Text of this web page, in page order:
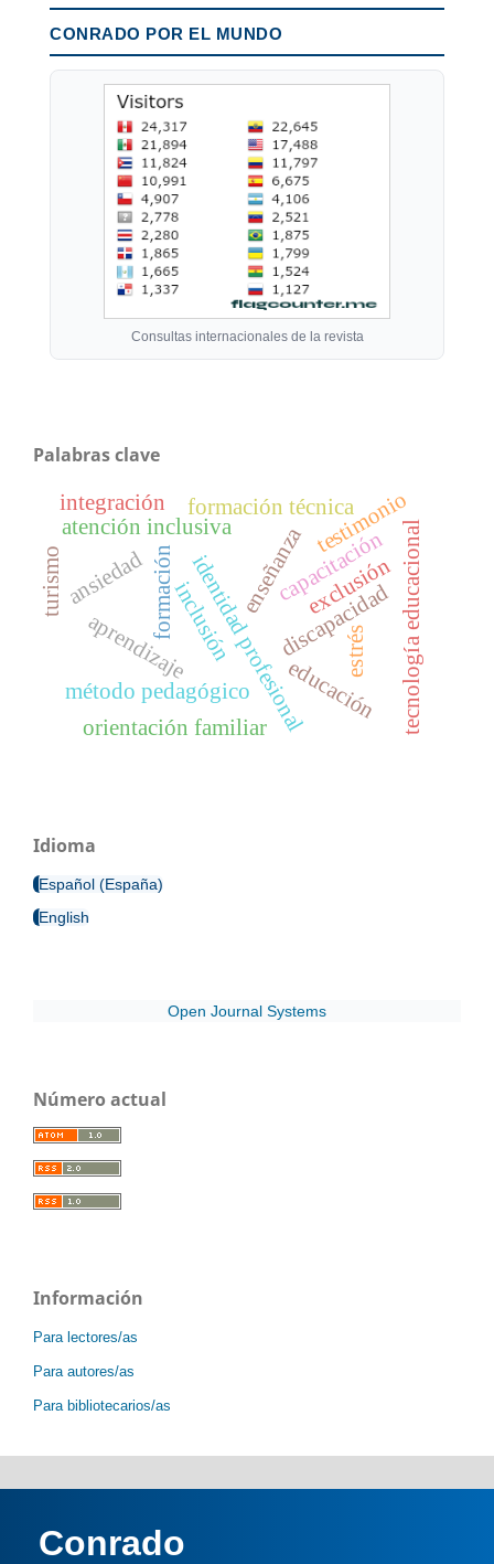
CONRADO POR EL MUNDO
Consultas internacionales de la revista
Palabras clave
formación
atención inclusiva
identidad profesional
enseñanza
aprendizajeinclusión exclusión
discapacidad
capacitación tecnología educacional
estrés
ansiedad
método pedagógico
orientación familiar
formación técnica
turismo
educación
integración testimonio
Idioma
Español (España)
English
Open Journal Systems
Número actual
Información
Para lectores/as
Para autores/as
Para bibliotecarios/as
Conrado